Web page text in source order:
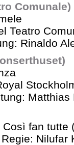
Comunale)
Teatro
Rinaldo
Matthias
fan tutte
Nilufar